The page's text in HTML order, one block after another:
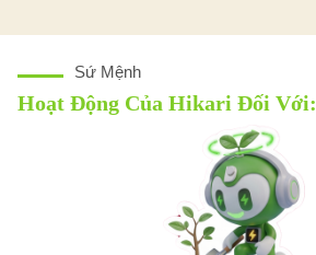
Sứ Mệnh
Hoạt Động Của Hikari Đối Với: